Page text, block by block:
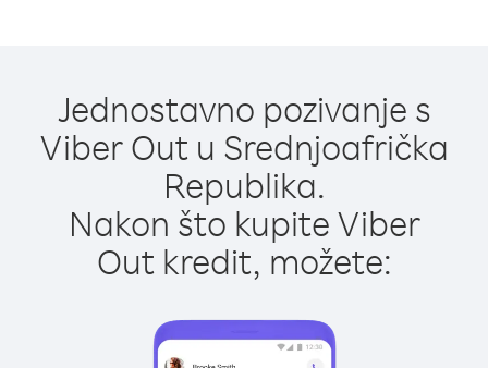
Jednostavno pozivanje s
Viber Out u Srednjoafrička
Republika.
Nakon što kupite Viber
Out kredit, možete: